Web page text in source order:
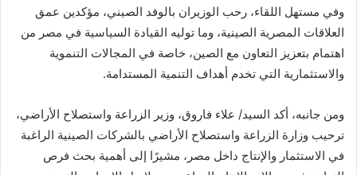
وفي مستهل اللقاء، رحب الوزيران بالوفد الصيني، مؤكدين عمق
العلاقات المصرية الصينية، وما توليه القيادة السياسية في مصر من
اهتمام بتعزيز التعاون مع الصين، خاصة في المجالات التنموية
والاستثمارية التي تخدم أهداف التنمية المستدامة.
ومن جانبه، أكد السيد/ علاء فاروق، وزير الزراعة واستصلاح الأراضي،
ترحيب وزارة الزراعة واستصلاح الأراضي بالشركات الصينية الراغبة
في الاستثمار والإنتاج داخل مصر، مشيرًا إلى أهمية بحث فرص